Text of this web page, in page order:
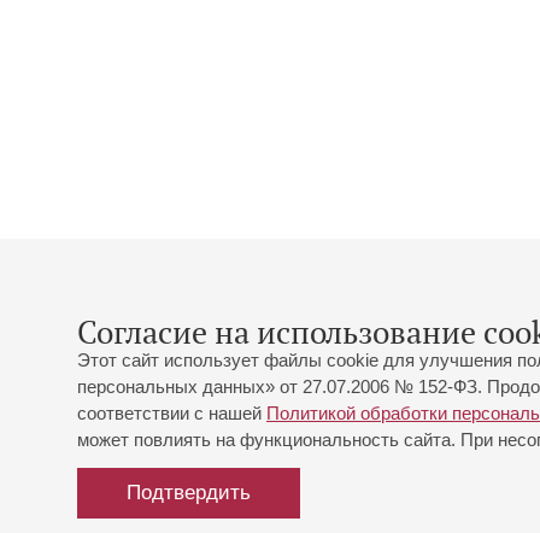
Согласие на использование
Этот сайт использует файлы cookie для улучшения
персональных данных» от 27.07.2006 № 152-ФЗ.
соответствии с нашей Политикой обработки
может повлиять на функциональность сайта. При
Подтвердить